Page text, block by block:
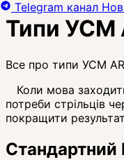
Типи УСМ
Все про типи УСМ
Коли мова
потреби стрільців
покращити
Стандартний
Telegram канал